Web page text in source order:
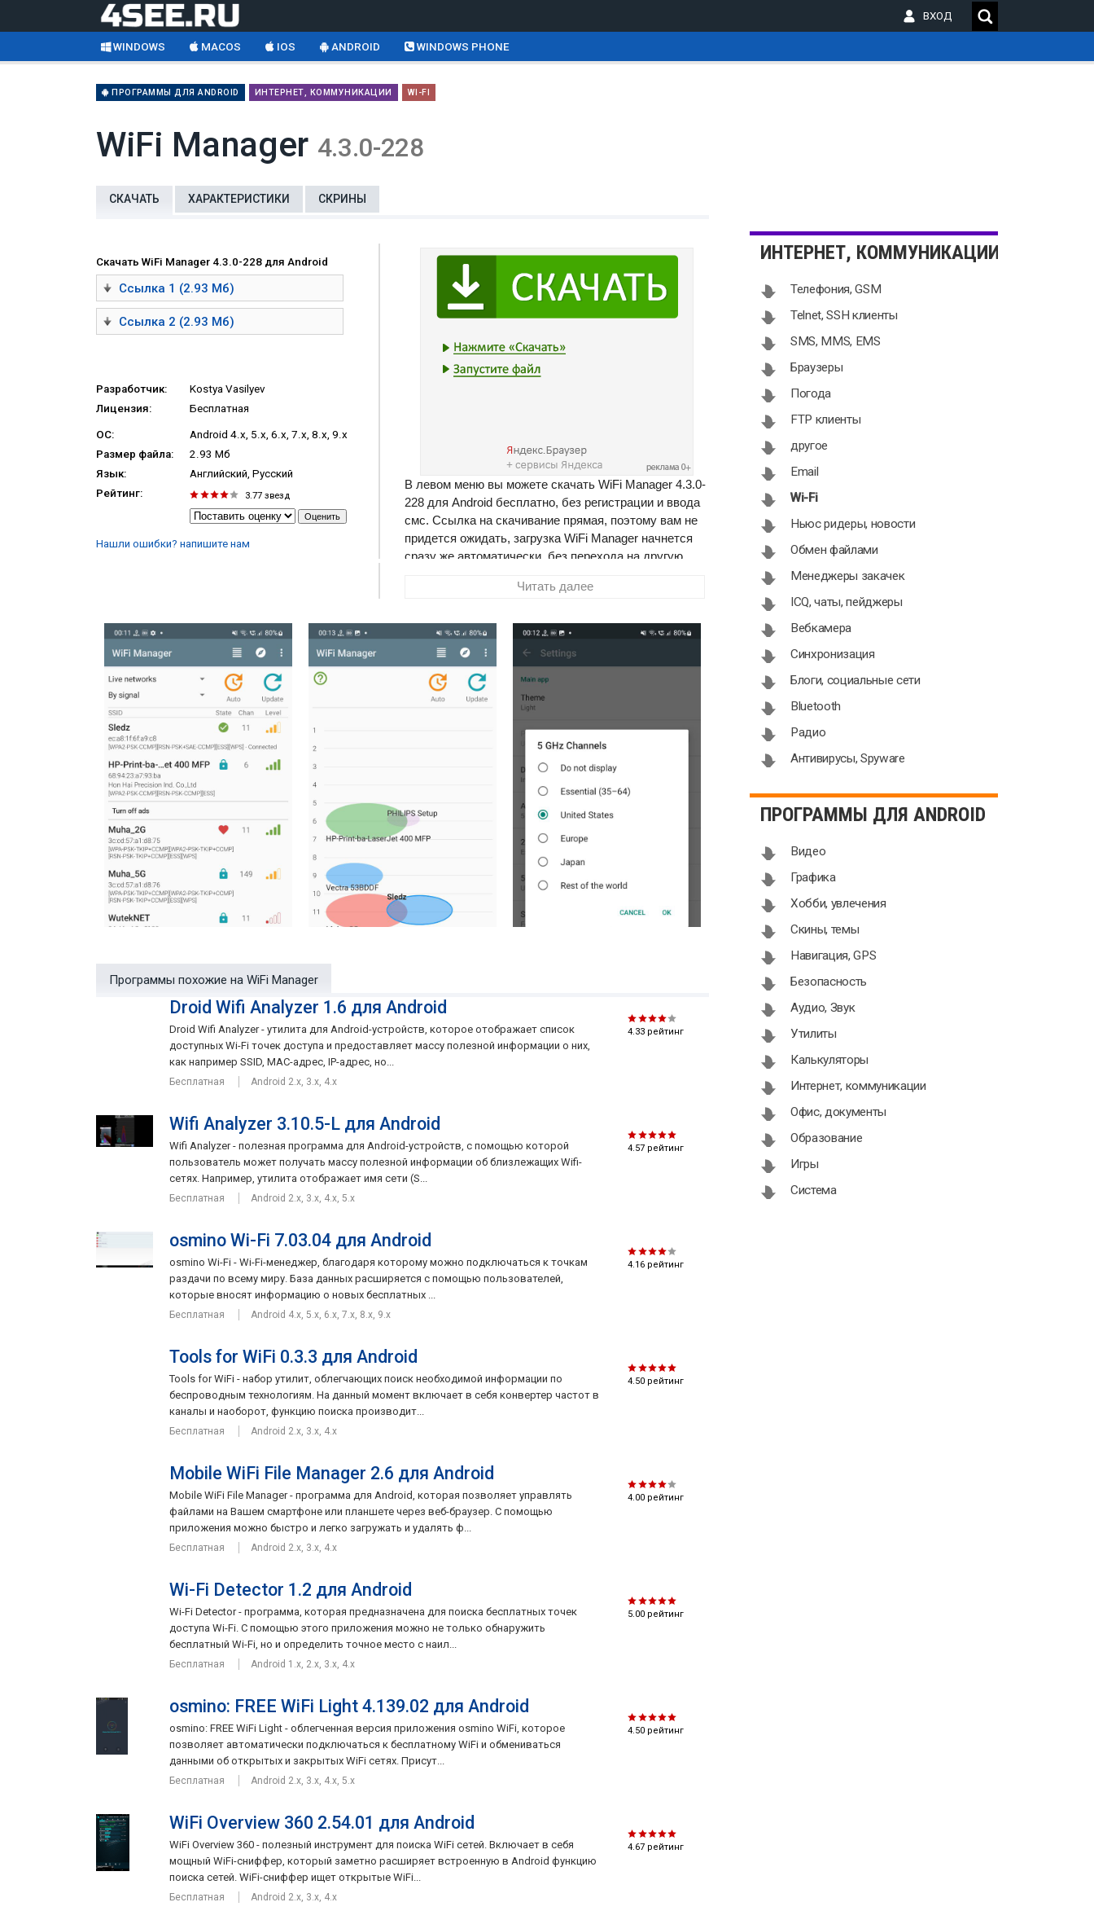
ВХОД
WINDOWS MACOS IOS ANDROID WINDOWS PHONE
ПРОГРАММЫ ДЛЯ ANDROID ИНТЕРНЕТ, КОММУНИКАЦИИ WI-FI
WiFi Manager 4.3.0-228
СКАЧАТЬ ХАРАКТЕРИСТИКИ СКРИНЫ
Скачать WiFi Manager 4.3.0-228 для Android
Ссылка 1 (2.93 Мб)
Ссылка 2 (2.93 Мб)
Разработчик:
Kostya Vasilyev
Лицензия:
Бесплатная
ОС:
Android 4.x, 5.x, 6.x, 7.x, 8.x, 9.x
Размер файла:
2.93 Мб
Язык:
Английский, Русский
Рейтинг:
3.77 звезд
Нашли ошибки? напишите нам
В левом меню вы можете скачать WiFi Manager 4.3.0-
228 для Android бесплатно, без регистрации и ввода
смс. Ссылка на скачивание прямая, поэтому вам не
придется ожидать, загрузка WiFi Manager начнется
сразу же автоматически, без перехода на другую
программа, позволяющая наглядно видеть все
окружающие вас wifi-сети, выбирать из них
доступные с наилучшим уровнем сигнала и с
наибольшей скоростью доступа.
темы оформления, имеется несколько виджетов для
для управлением точкой доступа и для подробной
информации о подключении). Пользователь сам
может выбрать иконку или название для сети, что бы
не путаться в длинных списках.
Читать далее
Программы похожие на WiFi Manager
4.33 рейтинг
Droid Wifi Analyzer 1.6 для Android
Droid Wifi Analyzer - утилита для Android-устройств, которое отображает список
доступных Wi-Fi точек доступа и предоставляет массу полезной информации о них,
как например SSID, MAC-адрес, IP-адрес, но...
Бесплатная Android 2.x, 3.x, 4.x
4.57 рейтинг
Wifi Analyzer 3.10.5-L для Android
Wifi Analyzer - полезная программа для Android-устройств, с помощью которой
пользователь может получать массу полезной информации об близлежащих Wifi-
сетях. Например, утилита отображает имя сети (S...
Бесплатная Android 2.x, 3.x, 4.x, 5.x
4.16 рейтинг
osmino Wi-Fi 7.03.04 для Android
osmino Wi-Fi - Wi-Fi-менеджер, благодаря которому можно подключаться к точкам
раздачи по всему миру. База данных расширяется с помощью пользователей,
которые вносят информацию о новых бесплатных ...
Бесплатная Android 4.x, 5.x, 6.x, 7.x, 8.x, 9.x
4.50 рейтинг
Tools for WiFi 0.3.3 для Android
Tools for WiFi - набор утилит, облегчающих поиск необходимой информации по
беспроводным технологиям. На данный момент включает в себя конвертер частот в
каналы и наоборот, функцию поиска производит...
Бесплатная Android 2.x, 3.x, 4.x
4.00 рейтинг
Mobile WiFi File Manager 2.6 для Android
Mobile WiFi File Manager - программа для Android, которая позволяет управлять
файлами на Вашем смартфоне или планшете через веб-браузер. С помощью
приложения можно быстро и легко загружать и удалять ф...
Бесплатная Android 2.x, 3.x, 4.x
5.00 рейтинг
Wi-Fi Detector 1.2 для Android
Wi-Fi Detector - программа, которая предназначена для поиска бесплатных точек
доступа Wi-Fi. С помощью этого приложения можно не только обнаружить
бесплатный Wi-Fi, но и определить точное место с наил...
Бесплатная Android 1.x, 2.x, 3.x, 4.x
4.50 рейтинг
osmino: FREE WiFi Light 4.139.02 для Android
osmino: FREE WiFi Light - облегченная версия приложения osmino WiFi, которое
позволяет автоматически подключаться к бесплатному WiFi и обмениваться
данными об открытых и закрытых WiFi сетях. Присут...
Бесплатная Android 2.x, 3.x, 4.x, 5.x
4.67 рейтинг
WiFi Overview 360 2.54.01 для Android
WiFi Overview 360 - полезный инструмент для поиска WiFi сетей. Включает в себя
мощный WiFi-сниффер, который заметно расширяет встроенную в Android функцию
поиска сетей. WiFi-сниффер ищет открытые WiFi...
Бесплатная Android 2.x, 3.x, 4.x
ИНТЕРНЕТ, КОММУНИКАЦИИ
Телефония, GSM
Telnet, SSH клиенты
SMS, MMS, EMS
Браузеры
Погода
FTP клиенты
другое
Email
Wi-Fi
Ньюс ридеры, новости
Обмен файлами
Менеджеры закачек
ICQ, чаты, пейджеры
Вебкамера
Синхронизация
Блоги, социальные сети
Bluetooth
Радио
Антивирусы, Spyware
ПРОГРАММЫ ДЛЯ ANDROID
Видео
Графика
Хобби, увлечения
Скины, темы
Навигация, GPS
Безопасность
Аудио, Звук
Утилиты
Калькуляторы
Интернет, коммуникации
Офис, документы
Образование
Игры
Система